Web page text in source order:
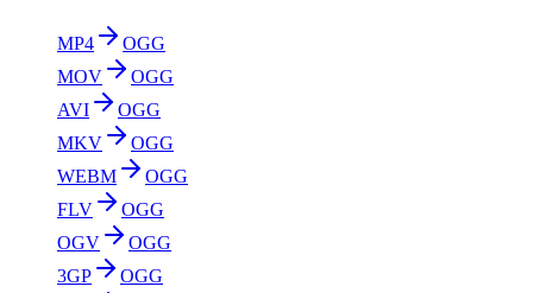
MP4
OGG
MOV
OGG
AVI
OGG
MKV
OGG
WEBM
OGG
FLV
OGG
OGV
OGG
3GP
OGG